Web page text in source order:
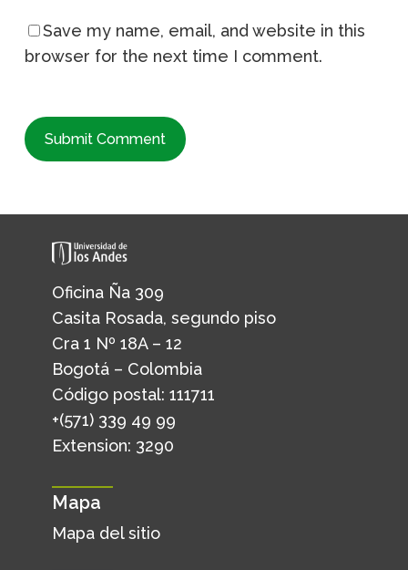
Save my name, email, and website in this
browser for the next time I comment.
Oficina Ña 309
Casita Rosada, segundo piso
Cra 1 Nº 18A – 12
Bogotá – Colombia
Código postal: 111711
+(571) 339 49 99
Extension: 3290
Mapa
Mapa del sitio